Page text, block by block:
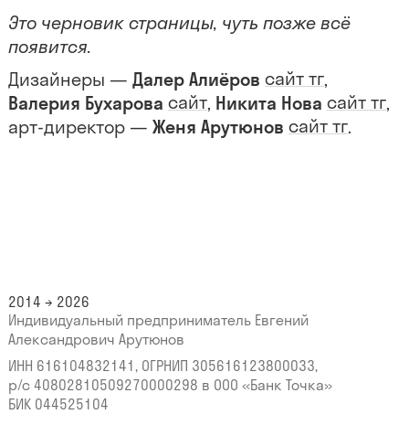
Это черновик страницы, чуть позже всё
появится.
Дизайнеры — Далер Алиёров сайт тг,
Валерия Бухарова сайт, Никита Нова сайт тг,
арт-директор — Женя Арутюнов сайт тг.
2014 → 2026
Индивидуальный предприниматель Евгений
Александрович Арутюнов
ИНН 616104832141, ОГРНИП 305616123800033,
р/с 40802810509270000298 в ООО «Банк Точка»
БИК 044525104